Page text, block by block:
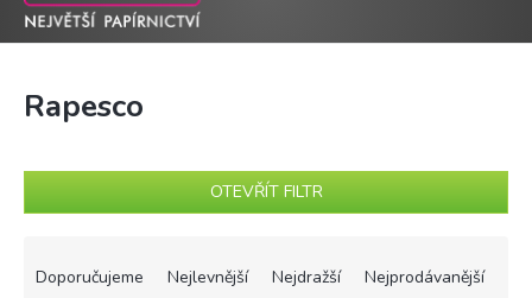
Rapesco
OTEVŘÍT FILTR
Doporučujeme Nejlevnější Nejdražší Nejprodávanější